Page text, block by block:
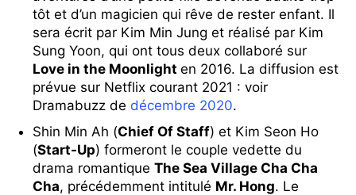
tôt et d’un magicien qui rêve de rester enfant. Il
sera écrit par Kim Min Jung et réalisé par Kim
Sung Yoon, qui ont tous deux collaboré sur
Love in the Moonlight en 2016. La diffusion est
prévue sur Netflix courant 2021 : voir
Dramabuzz de décembre 2020.
Shin Min Ah (Chief Of Staff) et Kim Seon Ho
(Start-Up) formeront le couple vedette du
drama romantique The Sea Village Cha Cha
Cha, précédemment intitulé Mr. Hong. Le